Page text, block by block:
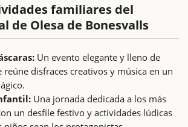
familiares del
de Olesa de Bonesvalls
Un evento elegante y lleno de
reúne disfraces creativos y música en un
Una jornada dedicada a los más
un desfile festivo y actividades lúdicas